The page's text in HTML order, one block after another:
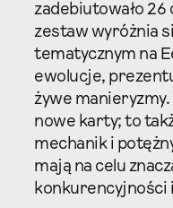
zadebiutowało 26
zestaw wyróżnia
tematycznym na
ewolucje,
żywe
nowe karty; to
mechanik i
mają na celu
konkurencyjności